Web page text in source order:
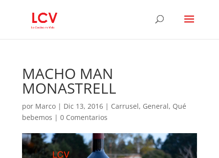
MACHO MAN
MONASTRELL
por Marco| Dic 13, 2016| Carrusel, General, Qué
bebemos | 0 Comentarios